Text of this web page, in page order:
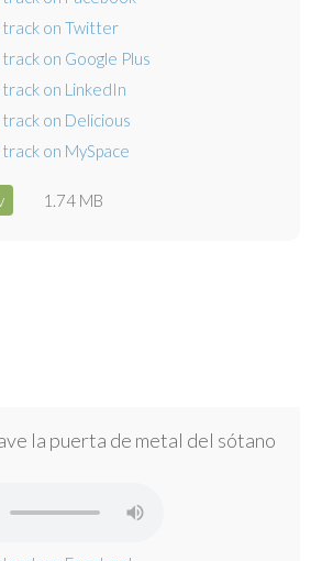
1.74 MB
la puerta de metal del sótano